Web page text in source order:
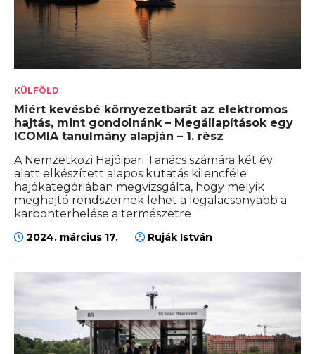
KÜLFÖLD
Miért kevésbé környezetbarát az elektromos
hajtás, mint gondolnánk – Megállapítások egy
ICOMIA tanulmány alapján – 1. rész
A Nemzetközi Hajóipari Tanács számára két év
alatt elkészített alapos kutatás kilencféle
hajókategóriában megvizsgálta, hogy melyik
meghajtó rendszernek lehet a legalacsonyabb a
karbonterhelése a természetre
2024. március 17. Ruják István